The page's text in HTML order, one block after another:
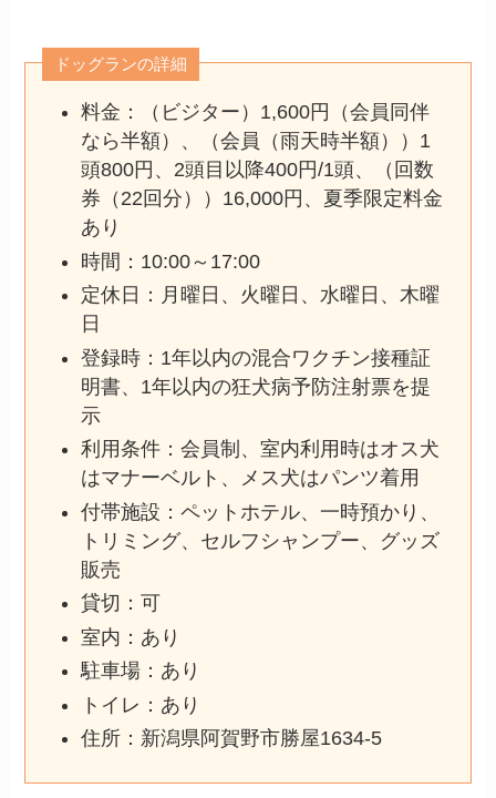
ドッグランの詳細
料金：（ビジター）1,600円（会員同伴
なら半額）、（会員（雨天時半額））1
頭800円、2頭目以降400円/1頭、（回数
券（22回分））16,000円、夏季限定料金
あり
時間：10:00～17:00
定休日：月曜日、火曜日、水曜日、木曜
日
登録時：1年以内の混合ワクチン接種証
明書、1年以内の狂犬病予防注射票を提
示
利用条件：会員制、室内利用時はオス犬
はマナーベルト、メス犬はパンツ着用
付帯施設：ペットホテル、一時預かり、
トリミング、セルフシャンプー、グッズ
販売
貸切：可
室内：あり
駐車場：あり
トイレ：あり
住所：新潟県阿賀野市勝屋1634-5